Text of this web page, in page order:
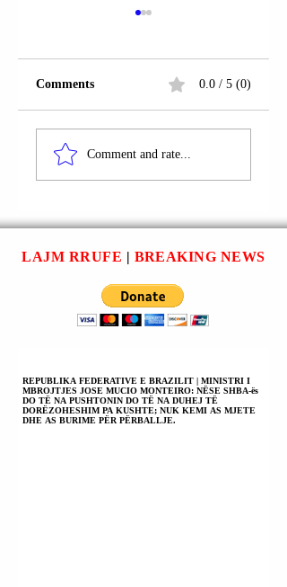
FSHATI SOVJAN;
MALIQ | AKSIDENT
POGRADEC”.
Comments 0.0 / 5 (0)
Comment and rate...
LAJM RRUFE | BREAKING NEWS
REPUBLIKA FEDERATIVE E BRAZILIT | MINISTRI I
MBROJTJES JOSE MUCIO MONTEIRO: NËSE SHBA-ës
DO TË NA PUSHTONIN DO TË NA DUHEJ TË
DORËZOHESHIM PA KUSHTE; NUK KEMI AS MJETE
DHE AS BURIME PËR PËRBALLJE.